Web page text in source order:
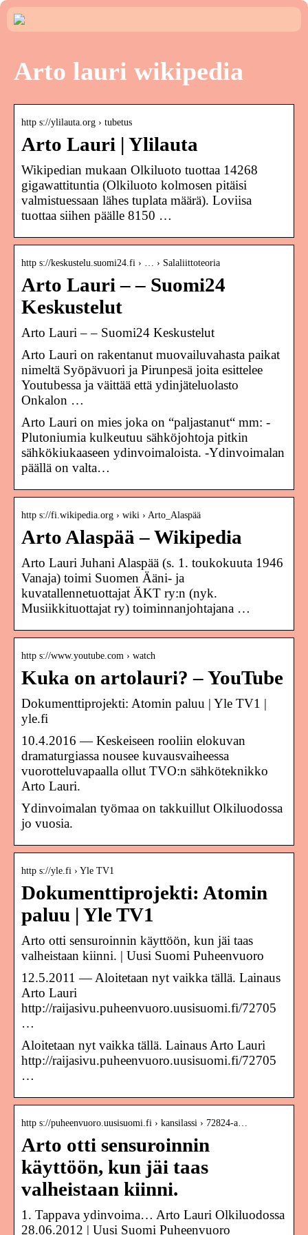
Arto lauri wikipedia
http s://ylilauta.org › tubetus
Arto Lauri | Ylilauta
Wikipedian mukaan Olkiluoto tuottaa 14268
gigawattituntia (Olkiluoto kolmosen pitäisi
valmistuessaan lähes tuplata määrä). Loviisa
tuottaa siihen päälle 8150 …
http s://keskustelu.suomi24.fi › … › Salaliittoteoria
Arto Lauri – – Suomi24
Keskustelut
Arto Lauri – – Suomi24 Keskustelut
Arto Lauri on rakentanut muovailuvahasta paikat
nimeltä Syöpävuori ja Pirunpesä joita esittelee
Youtubessa ja väittää että ydinjäteluolasto
Onkalon …
Arto Lauri on mies joka on “paljastanut“ mm: -
Plutoniumia kulkeutuu sähköjohtoja pitkin
sähkökiukaaseen ydinvoimaloista. -Ydinvoimalan
päällä on valta…
http s://fi.wikipedia.org › wiki › Arto_Alaspää
Arto Alaspää – Wikipedia
Arto Lauri Juhani Alaspää (s. 1. toukokuuta 1946
Vanaja) toimi Suomen Ääni- ja
kuvatallennetuottajat ÄKT ry:n (nyk.
Musiikkituottajat ry) toiminnanjohtajana …
http s://www.youtube.com › watch
Kuka on artolauri? – YouTube
Dokumenttiprojekti: Atomin paluu | Yle TV1 |
yle.fi
10.4.2016 — Keskeiseen rooliin elokuvan
dramaturgiassa nousee kuvausvaiheessa
vuorotteluvapaalla ollut TVO:n sähköteknikko
Arto Lauri.
Ydinvoimalan työmaa on takkuillut Olkiluodossa
jo vuosia.
http s://yle.fi › Yle TV1
Dokumenttiprojekti: Atomin
paluu | Yle TV1
Arto otti sensuroinnin käyttöön, kun jäi taas
valheistaan kiinni. | Uusi Suomi Puheenvuoro
12.5.2011 — Aloitetaan nyt vaikka tällä. Lainaus
Arto Lauri
http://raijasivu.puheenvuoro.uusisuomi.fi/72705
…
Aloitetaan nyt vaikka tällä. Lainaus Arto Lauri
http://raijasivu.puheenvuoro.uusisuomi.fi/72705
…
http s://puheenvuoro.uusisuomi.fi › kansilassi › 72824-a…
Arto otti sensuroinnin
käyttöön, kun jäi taas
valheistaan kiinni.
1. Tappava ydinvoima… Arto Lauri Olkiluodossa
28.06.2012 | Uusi Suomi Puheenvuoro